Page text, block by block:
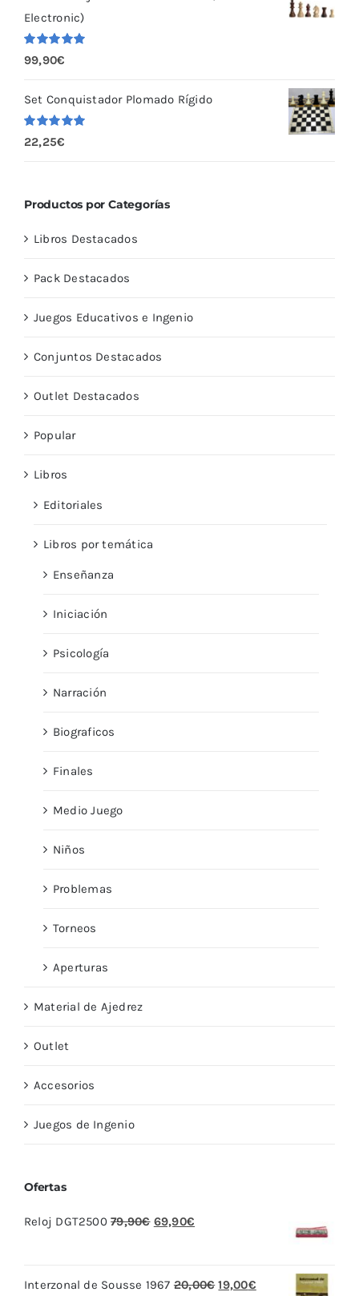
Electronic)
Valorado
con 5.00
99,90€
Set Conquistador Plomado Rígido
Valorado
con
5.00
22,25€
Productos por Categorías
Libros Destacados
Pack Destacados
Juegos Educativos e Ingenio
Conjuntos Destacados
Outlet Destacados
Popular
Libros
Editoriales
Libros por temática
Enseñanza
Iniciación
Psicología
Narración
Biograficos
Finales
Medio Juego
Niños
Problemas
Torneos
Aperturas
Material de Ajedrez
Outlet
Accesorios
Juegos de Ingenio
Ofertas
Reloj DGT2500 79,90€ El
era:
69,90€
es:
Interzonal de Sousse 1967 20,00€ El
19,00€El